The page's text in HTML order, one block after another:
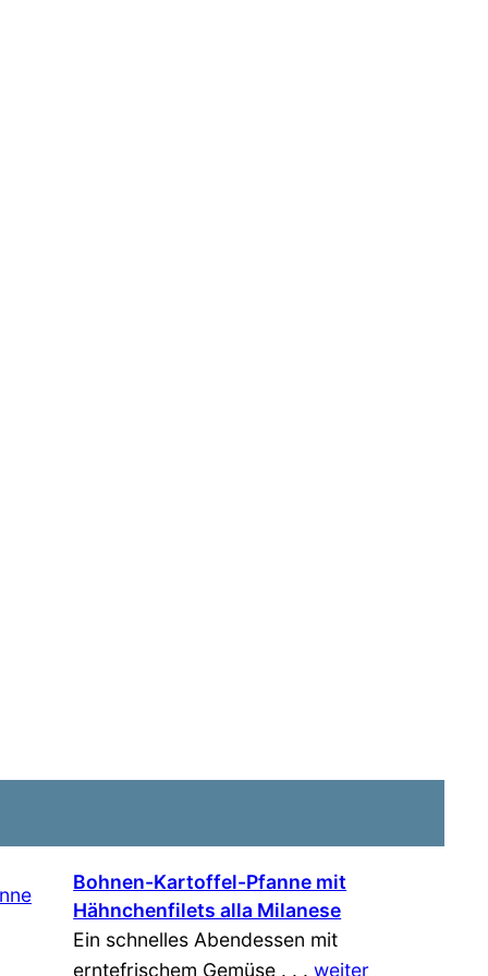
Bohnen-Kartoffel-Pfanne mit
Hähnchenfilets alla Milanese
Ein schnelles Abendessen mit
erntefrischem Gemüse . . .weiter